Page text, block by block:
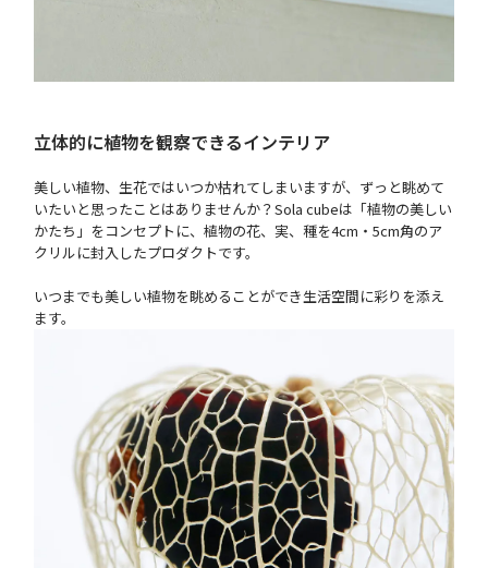
立体的に植物を観察できるインテリア
美しい植物、生花ではいつか枯れてしまいますが、ずっと眺めて
いたいと思ったことはありませんか？Sola cubeは「植物の美しい
かたち」をコンセプトに、植物の花、実、種を4cm・5cm角のア
クリルに封入したプロダクトです。
いつまでも美しい植物を眺めることができ生活空間に彩りを添え
ます。